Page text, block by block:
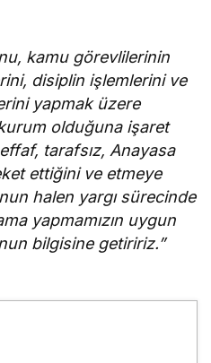
kamu görevlilerinin
disiplin işlemlerini ve
yapmak üzere
olduğuna işaret
tarafsız, Anayasa
ettiğini ve etmeye
halen yargı sürecinde
yapmamızın uygun
bilgisine getiririz.”